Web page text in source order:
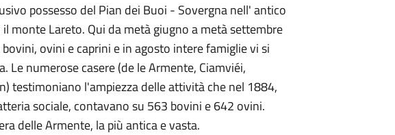
possesso del Pian dei Buoi - Sovergna nell' antico
monte Lareto. Qui da metà giugno a metà settembre
ovini e caprini e in agosto intere famiglie vi si
Le numerose casere (de le Armente, Ciamviéi,
testimoniano l'ampiezza delle attività che nel 1884,
sociale, contavano su 563 bovini e 642 ovini.
delle Armente, la più antica e vasta.